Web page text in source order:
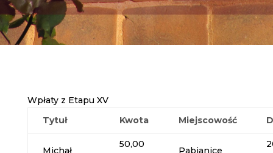
Wpłaty z Etapu XV
Tytuł
Kwota Miejscowość
Michał
50,00
Pabianice